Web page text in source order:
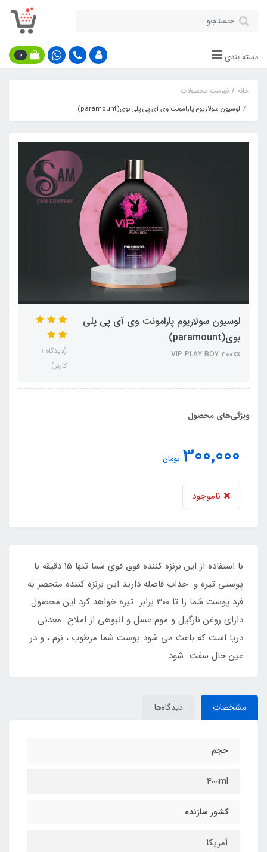
دسته بندی 0
خانه
فهرست محصولات
لوسیون سولاریوم پارامونت وی آی پی پلی بوی(paramount)
لوسیون سولاریوم پارامونت وی آی پی پلی
بوی(paramount)
VIP PLAY BOY 300xx
(دیدگاه 1
کاربر)
ویژگی‌های محصول
300,000 تومان
ناموجود
با استفاده از اين برنزه كننده فوق قوى شما تنها 15 دقيقه با
پوستى تيره و جذاب فاصله داريد اين برنزه كننده منحصر به
فرد پوست شما را تا 300 برابر تيره خواهد كرد اين محصول
داراى روغن نارگيل و موم عسل و انبوهى از املاح معدنى
دريا است كه باعث مى شود پوست شما مرطوب ، نرم ، و در
عين حال سفت شود.
مشخصات دیدگاه‌ها
حجم
400ml
کشور سازنده
آمریکا